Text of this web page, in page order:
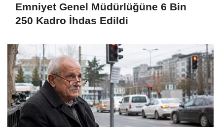
Emniyet Genel Müdürlüğüne 6 Bin
250 Kadro İhdas Edildi